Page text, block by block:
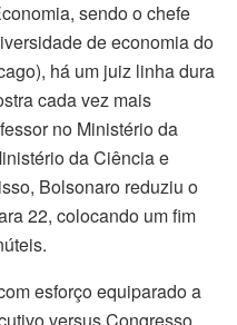
sendo o chefe
de economia do
há um juiz linha dura
cada vez mais
no Ministério da
da Ciência e
Bolsonaro reduziu o
22, colocando um fim
esforço equiparado a